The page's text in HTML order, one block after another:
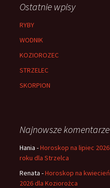
Ostatnie wpisy
RYBY
WODNIK
KOZIOROZEC
STRZELEC
SKORPION
Najnowsze komentarze
Hania -Horoskop na lipiec 2026
roku dla Strzelca
Renata -Horoskop na kwiecień
2026 dla Koziorożca